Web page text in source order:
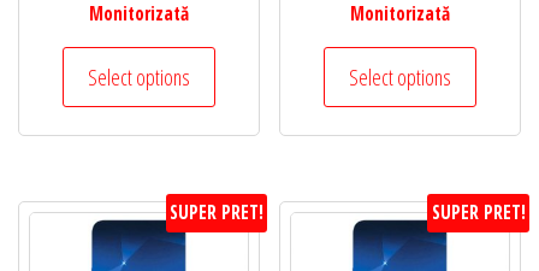
Monitorizată
Select options
Monitorizată
Select options
SUPER PRET! SUPER PRET!